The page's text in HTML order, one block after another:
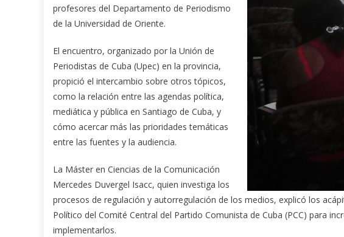
profesores del Departamento de Periodismo
de la Universidad de Oriente.
El encuentro, organizado por la Unión de
Periodistas de Cuba (Upec) en la provincia,
propició el intercambio sobre otros tópicos,
como la relación entre las agendas política,
mediática y pública en Santiago de Cuba, y
cómo acercar más las prioridades temáticas
entre las fuentes y la audiencia.
La Máster en Ciencias de la Comunicación
Mercedes Duvergel Isacc, quien investiga los
procesos de regulación y autorregulación de los medios, explicó los
Político del Comité Central del Partido Comunista de Cuba (PCC) para
implementarlos.